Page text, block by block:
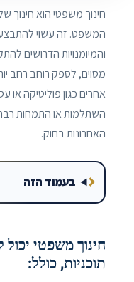
חינוך משפטי הוא חינוך
המשפט. זה עשוי
והמיומנויות הדרושים
מסוים, לספק רוחב רחב
אחרים כגון פוליטיקה או
השתלמות או התמחות רבה
האחרונות בחוק.
בעמוד הזה
חינוך משפטי יכול
תוכניות, כולל: